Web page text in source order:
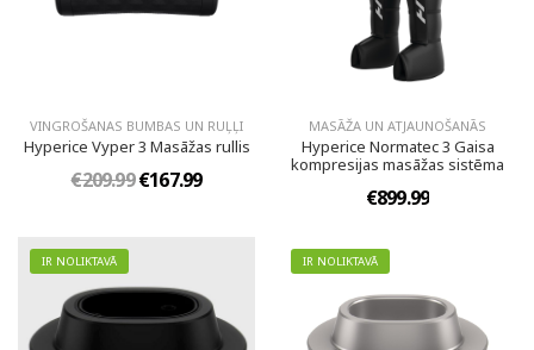
VINGROŠANAS BUMBAS UN RUĻĻI
Hyperice Vyper 3 Masāžas rullis
€209.99€167.99
MASĀŽA UN ATJAUNOŠANĀS
Hyperice Normatec 3 Gaisa
kompresijas masāžas sistēma
€899.99
IR NOLIKTAVĀ IR NOLIKTAVĀ